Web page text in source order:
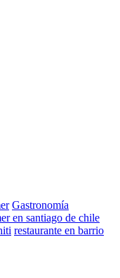
Gastronomía
en santiago de chile
restaurante en barrio